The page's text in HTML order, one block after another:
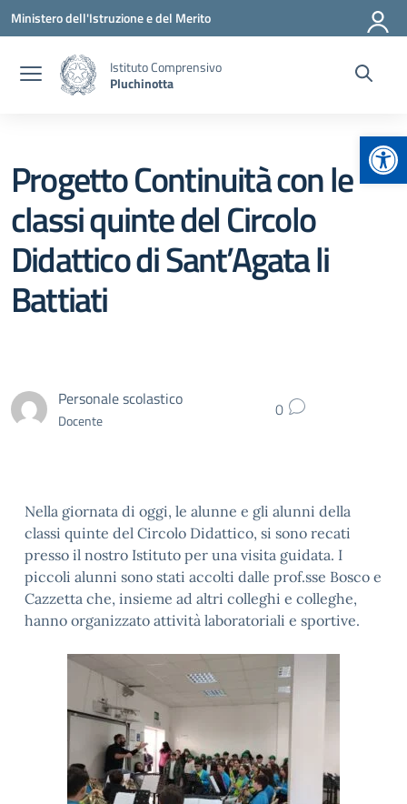
Vai ai contenuti
Vai al menu di navigazione
Vai al footer
Ministero dell'Istruzione e del Merito
Istituto Comprensivo
Pluchinotta
Progetto Continuità con le
classi quinte del Circolo
Didattico di Sant’Agata li
Battiati
Personale scolastico
Docente 0
Nella giornata di oggi, le alunne e gli alunni della
classi quinte del Circolo Didattico, si sono recati
presso il nostro Istituto per una visita guidata. I
piccoli alunni sono stati accolti dalle prof.sse Bosco e
Cazzetta che, insieme ad altri colleghi e colleghe,
hanno organizzato attività laboratoriali e sportive.